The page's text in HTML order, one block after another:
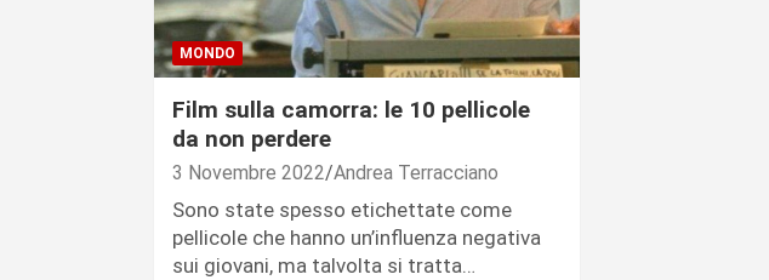
MONDO
Film sulla camorra: le 10 pellicole
da non perdere
3 Novembre 2022 Andrea Terracciano
Sono state spesso etichettate come
pellicole che hanno un’influenza negativa
sui giovani, ma talvolta si tratta…